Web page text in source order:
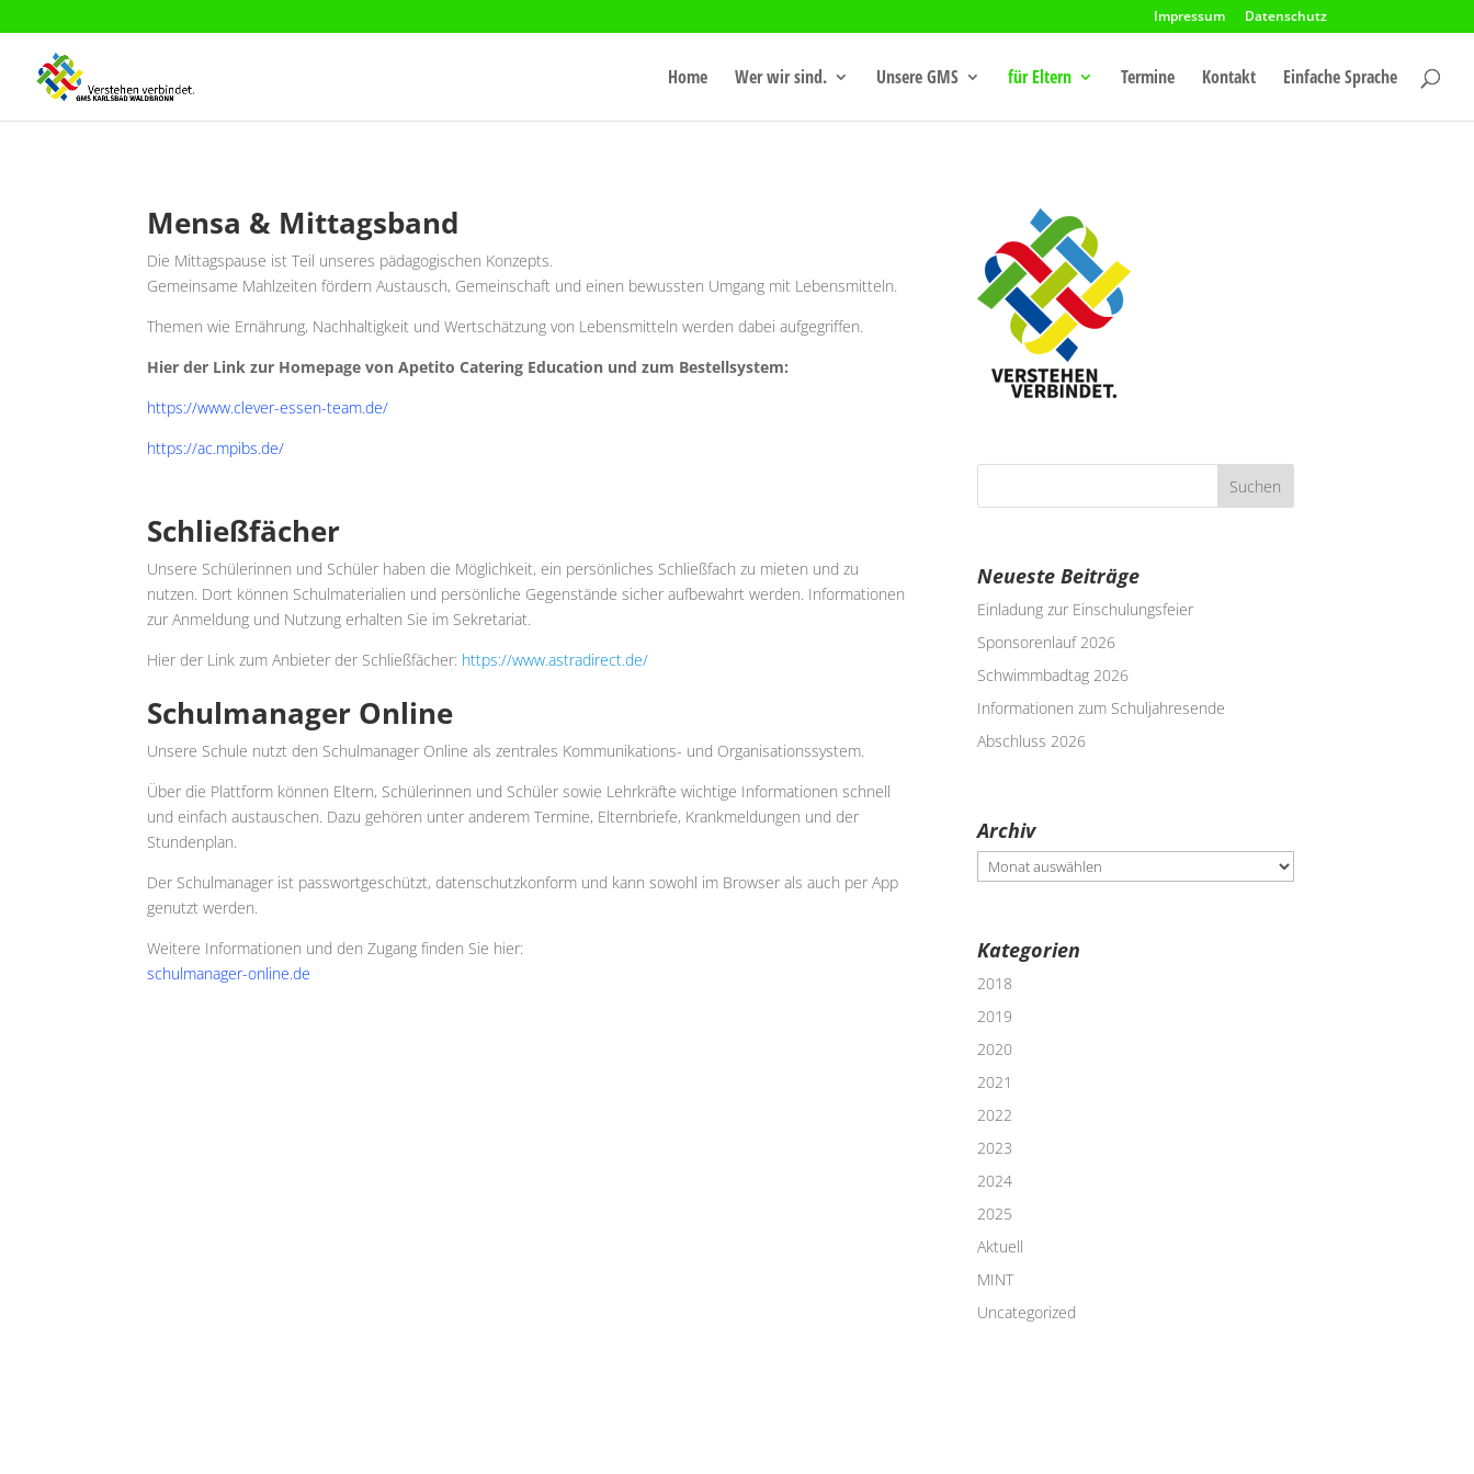
Impressum Datenschutz
Home Wer wir sind. Unsere GMS für Eltern Termine Kontakt Einfache Sprache
Mensa & Mittagsband
Die Mittagspause ist Teil unseres pädagogischen Konzepts.
Gemeinsame Mahlzeiten fördern Austausch, Gemeinschaft und einen bewussten Umgang mit Lebensmitteln.
Themen wie Ernährung, Nachhaltigkeit und Wertschätzung von Lebensmitteln werden dabei aufgegriffen.
Hier der Link zur Homepage von Apetito Catering Education und zum Bestellsystem:
https://www.clever-essen-team.de/
https://ac.mpibs.de/
Schließfächer
Unsere Schülerinnen und Schüler haben die Möglichkeit, ein persönliches Schließfach zu mieten und zu
nutzen. Dort können Schulmaterialien und persönliche Gegenstände sicher aufbewahrt werden. Informationen
zur Anmeldung und Nutzung erhalten Sie im Sekretariat.
Hier der Link zum Anbieter der Schließfächer: https://www.astradirect.de/
Schulmanager Online
Unsere Schule nutzt den Schulmanager Online als zentrales Kommunikations- und Organisationssystem.
Über die Plattform können Eltern, Schülerinnen und Schüler sowie Lehrkräfte wichtige Informationen schnell
und einfach austauschen. Dazu gehören unter anderem Termine, Elternbriefe, Krankmeldungen und der
Stundenplan.
Der Schulmanager ist passwortgeschützt, datenschutzkonform und kann sowohl im Browser als auch per App
genutzt werden.
Weitere Informationen und den Zugang finden Sie hier:
schulmanager-online.de
Neueste Beiträge
Einladung zur Einschulungsfeier
Sponsorenlauf 2026
Schwimmbadtag 2026
Informationen zum Schuljahresende
Abschluss 2026
Archiv
Archiv
Kategorien
2018
2019
2020
2021
2022
2023
2024
2025
Aktuell
MINT
Uncategorized